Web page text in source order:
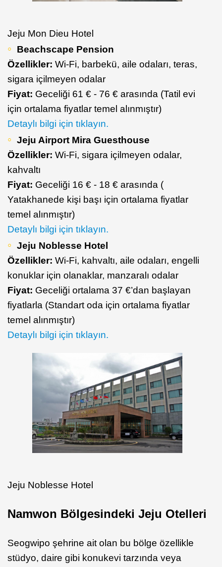
Jeju Mon Dieu Hotel
Beachscape Pension
Özellikler: Wi-Fi, barbekü, aile odaları, teras,
sigara içilmeyen odalar
Fiyat: Geceliği 61 € - 76 € arasında (Tatil evi
için ortalama fiyatlar temel alınmıştır)
Detaylı bilgi için tıklayın.
Jeju Airport Mira Guesthouse
Özellikler: Wi-Fi, sigara içilmeyen odalar,
kahvaltı
Fiyat: Geceliği 16 € - 18 € arasında (
Yatakhanede kişi başı için ortalama fiyatlar
temel alınmıştır)
Detaylı bilgi için tıklayın.
Jeju Noblesse Hotel
Özellikler: Wi-Fi, kahvaltı, aile odaları, engelli
konuklar için olanaklar, manzaralı odalar
Fiyat: Geceliği ortalama 37 €’dan başlayan
fiyatlarla (Standart oda için ortalama fiyatlar
temel alınmıştır)
Detaylı bilgi için tıklayın.
Jeju Noblesse Hotel
Namwon Bölgesindeki Jeju Otelleri
Seogwipo şehrine ait olan bu bölge özellikle
stüdyo, daire gibi konukevi tarzında veya